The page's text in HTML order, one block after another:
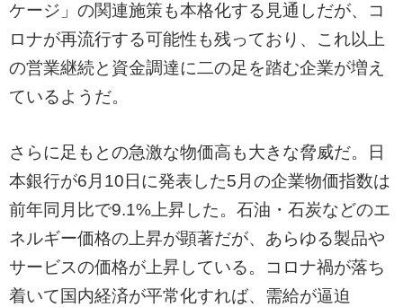
ケージ」の関連施策も本格化する見通しだが、コ
ロナが再流行する可能性も残っており、これ以上
の営業継続と資金調達に二の足を踏む企業が増え
ているようだ。
さらに足もとの急激な物価高も大きな脅威だ。日
本銀行が6月10日に発表した5月の企業物価指数は
前年同月比で9.1%上昇した。石油・石炭などのエ
ネルギー価格の上昇が顕著だが、あらゆる製品や
サービスの価格が上昇している。コロナ禍が落ち
着いて国内経済が平常化すれば、需給が逼迫